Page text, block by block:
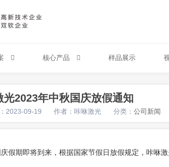
核心产品 样品展示
光2023年中秋国庆放假通知
2023-09-19 作者：咔咻激光 分类： 公司新闻
假期即将到来，根据国家节假日放假规定，咔咻